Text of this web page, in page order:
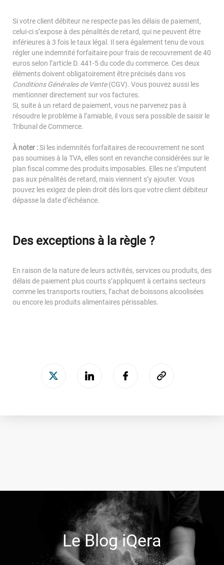
Si votre client débiteur ne respecte pas les délais de paiement,
celui-ci s’expose à des pénalités de retard, qui ne peuvent être
inférieures à 3 fois le taux légal. Il sera également tenu de vous
régler une indemnité forfaitaire pour frais de recouvrement de 40
euros selon l’article D. 441-5 du code du commerce. Ces deux
éléments doivent obligatoirement être précisés dans vos
Conditions Générales de Vente(CGV). Vous pouvez aussi les
mentionner directement sur vos factures.
Si, suite à un retard de paiement, vous ne parvenez pas à
résoudre le problème à l’amiable, il vous sera possible de saisir le
Tribunal de Commerce.
À noter :Si les indemnités forfaitaires de recouvrement ne sont
pas soumises à la TVA, elles sont en revanche considérées sur le
plan fiscal comme des produits imposables. Elles ne s’imputent
pas aux pénalités de retard, mais viennent s’y ajouter. Vous
pouvez les exigez de plein droit dès lors que votre client débiteur
dépasse la date d’échéance.
Des exceptions à la règle ?
En raison de la nature de leurs activités, services ou produits, des
délais de paiement plus courts s’appliquent à certains secteurs
comme les transports routiers, l’achat de boissons alcoolisées
ou encore les produits alimentaires périssables.
Le Blog iQera